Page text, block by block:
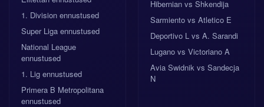
1. Division ennustused
Super Liga ennustused
National League
ennustused
1. Lig ennustused
Primera B Metropolitana
ennustused
Hibernian vs Shkendija
Sarmiento vs Atletico E
Deportivo L vs A. Sarandi
Lugano vs Victoriano A
Avia Swidnik vs Sandecja
N